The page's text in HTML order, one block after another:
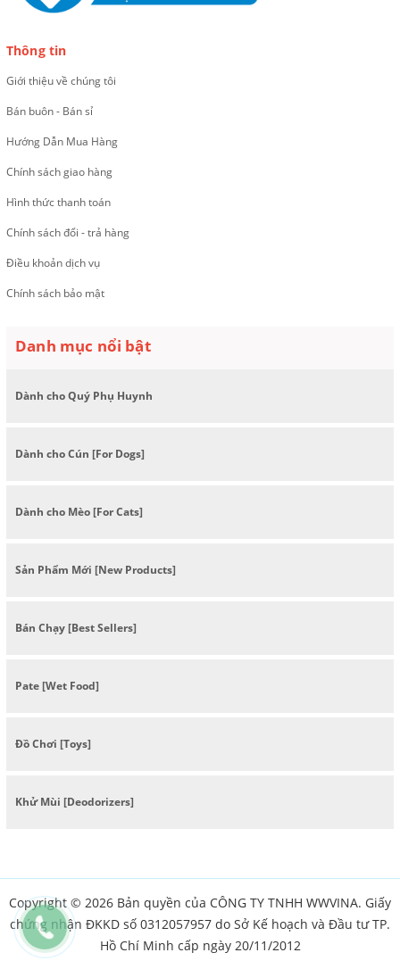
Thông tin
Giới thiệu về chúng tôi
Bán buôn - Bán sỉ
Hướng Dẫn Mua Hàng
Chính sách giao hàng
Hình thức thanh toán
Chính sách đổi - trả hàng
Điều khoản dịch vụ
Chính sách bảo mật
Danh mục nổi bật
Dành cho Quý Phụ Huynh
Dành cho Cún [For Dogs]
Dành cho Mèo [For Cats]
Sản Phẩm Mới [New Products]
Bán Chạy [Best Sellers]
Pate [Wet Food]
Đồ Chơi [Toys]
Khử Mùi [Deodorizers]
Copyright © 2026 Bản quyền của CÔNG TY TNHH WWVINA. Giấy
chứng nhận ĐKKD số 0312057957 do Sở Kế hoạch và Đầu tư TP.
Hồ Chí Minh cấp ngày 20/11/2012